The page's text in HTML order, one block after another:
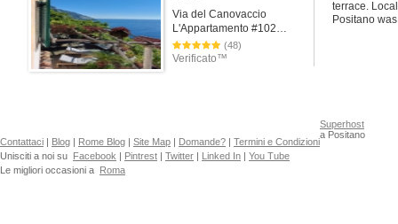
Via del Canovaccio
L'Appartamento #102Positano
(48)
Verificato™
terrace.
Positano
Contattaci | Blog | Rome Blog | Site Map | Domande? | Termini e Condizioni
Unisciti a noi su Facebook | Pintrest | Twitter | Linked In | You Tube
Le migliori occasioni a Roma
Superhost
a Positano